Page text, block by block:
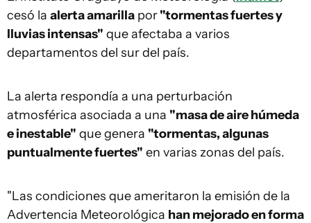
cesó la alerta amarilla por"tormentas fuertes y
lluvias intensas" que afectaba a varios
departamentos del sur del país.
La alerta respondía a una perturbación
atmosférica asociada a una "masa de aire húmeda
e inestable" que genera "tormentas, algunas
puntualmente fuertes" en varias zonas del país.
"Las condiciones que ameritaron la emisión de la
Advertencia Meteorológica han mejorado en forma